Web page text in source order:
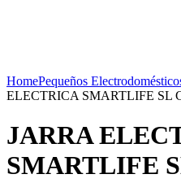
HomePequeños
ELECTRICA SMARTLIFE SL
JARRA
SMARTLIFE